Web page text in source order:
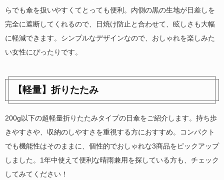
らでも傘を扱いやすくてとっても便利。内側の黒の生地が日差しを
完全に遮断してくれるので、日焼け防止と合わせて、眩しさも大幅
に軽減できます。シンプルなデザインなので、おしゃれを楽しみた
い女性にぴったりです。
【軽量】折りたたみ
200g以下の超軽量折りたたみタイプの日傘をご紹介します。持ち歩
きやすさや、収納のしやすさを重視する方におすすめ。コンパクト
でも機能性はそのままに、個性的でおしゃれな3商品をピックアップ
しました。1年中使えて便利な晴雨兼用を探している方も、チェック
してみてください！